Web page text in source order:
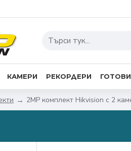
КАМЕРИ РЕКОРДЕРИ
2MP комплект Hikvision с 2